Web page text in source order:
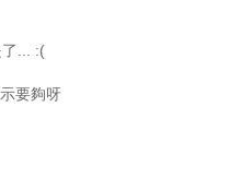
... :(
要夠呀